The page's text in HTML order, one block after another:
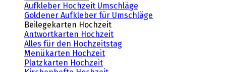
Aufkleber Hochzeit Umschläge
Goldener Aufkleber für Umschläge
Beilegekarten Hochzeit
Antwortkarten Hochzeit
Alles für den Hochzeitstag
Menükarten Hochzeit
Platzkarten Hochzeit